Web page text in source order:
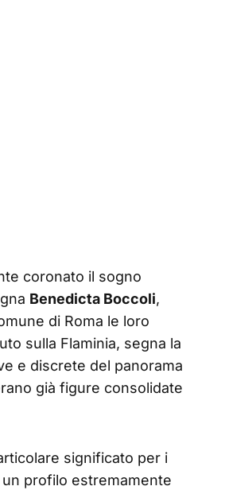
coronato il sogno
Benedicta Boccoli,
di Roma le loro
sulla Flaminia, segna la
e discrete del panorama
già figure consolidate
significato per i
profilo estremamente